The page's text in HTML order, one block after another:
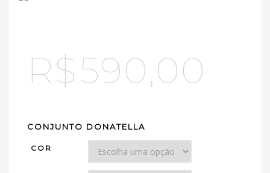
R$590,00
CONJUNTO DONATELLA
COR